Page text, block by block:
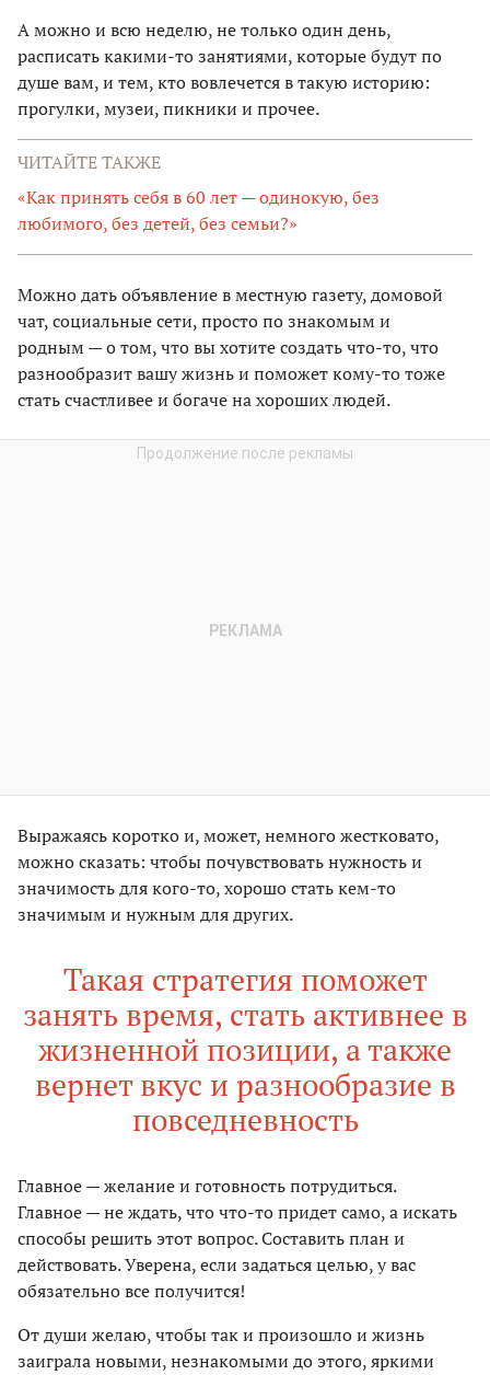
А можно и всю неделю, не только один день,
расписать какими-то занятиями, которые будут по
душе вам, и тем, кто вовлечется в такую историю:
прогулки, музеи, пикники и прочее.
ЧИТАЙТЕ ТАКЖЕ
«Как принять себя в 60 лет — одинокую, без
любимого, без детей, без семьи?»
Можно дать объявление в местную газету, домовой
чат, социальные сети, просто по знакомым и
родным — о том, что вы хотите создать что-то, что
разнообразит вашу жизнь и поможет кому-то тоже
стать счастливее и богаче на хороших людей.
Выражаясь коротко и, может, немного жестковато,
можно сказать: чтобы почувствовать нужность и
значимость для кого-то, хорошо стать кем-то
значимым и нужным для других.
Такая стратегия поможет
занять время, стать активнее в
жизненной позиции, а также
вернет вкус и разнообразие в
повседневность
Главное — желание и готовность потрудиться.
Главное — не ждать, что что-то придет само, а искать
способы решить этот вопрос. Составить план и
действовать. Уверена, если задаться целью, у вас
обязательно все получится!
От души желаю, чтобы так и произошло и жизнь
заиграла новыми, незнакомыми до этого, яркими